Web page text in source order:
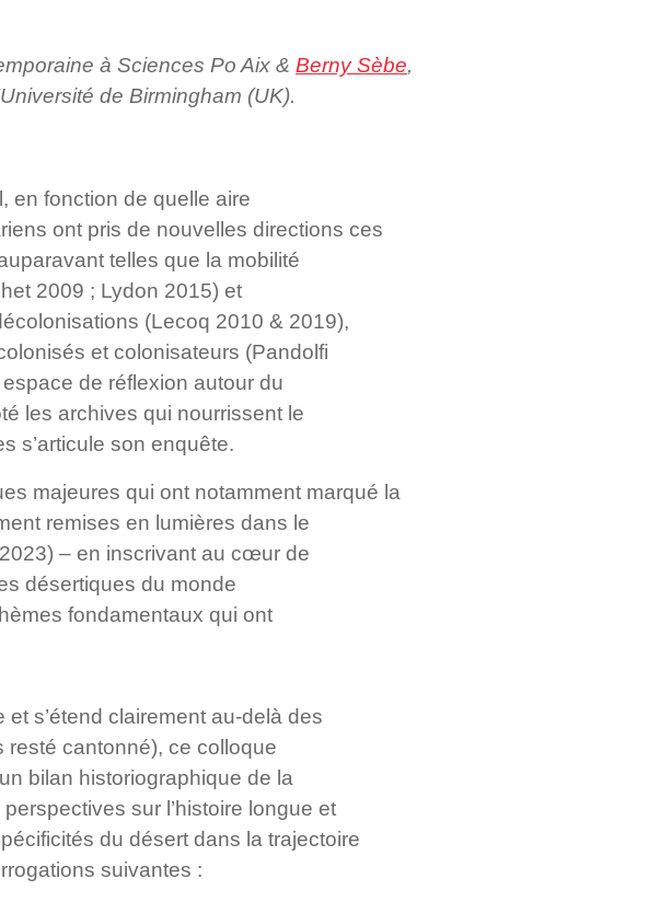
à Sciences Po Aix & Berny Sèbe,
de Birmingham (UK).
en fonction de quelle aire
ont pris de nouvelles directions ces
telles que la mobilité
2009 ; Lydon 2015) et
(Lecoq 2010 & 2019),
et colonisateurs (Pandolfi
de réflexion autour du
les archives qui nourrissent le
s’articule son enquête.
majeures qui ont notamment marqué la
remises en lumières dans le
– en inscrivant au cœur de
désertiques du monde
fondamentaux qui ont
s’étend clairement au-delà des
cantonné), ce colloque
bilan historiographique de la
sur l’histoire longue et
du désert dans la trajectoire
suivantes :